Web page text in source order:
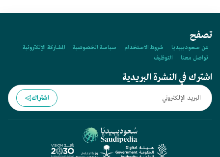
تصفح
عن سعوديبيديا شروط الاستخدام سياسة الخصوصية
المشاركة الإلكترونية
تواصل معنا
التوظيف
اشترك في النشرة البريدية
اشتراك